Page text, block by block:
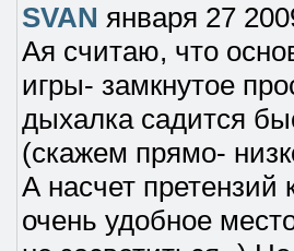
SVAN января 27
Ая считаю, что
игры- замкнутое
дыхалка садится
(скажем прямо-
А насчет претензий
очень удобное